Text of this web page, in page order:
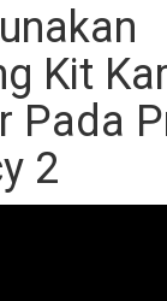
Kit
Pada
2